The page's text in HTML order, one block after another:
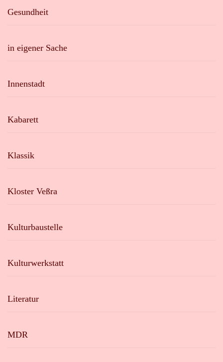
Gesundheit
in eigener Sache
Innenstadt
Kabarett
Klassik
Kloster Veßra
Kulturbaustelle
Kulturwerkstatt
Literatur
MDR